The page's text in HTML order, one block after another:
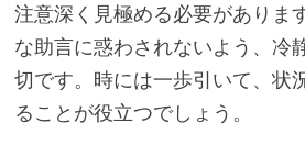
注意深く見極める必要がありま
な助言に惑わされないよう、冷
切です。時には一歩引いて、状
ることが役立つでしょう。